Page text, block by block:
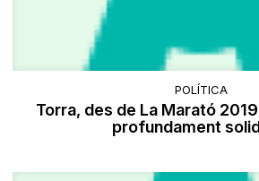
POLÍTICA
Torra, des de La Marató
profundament